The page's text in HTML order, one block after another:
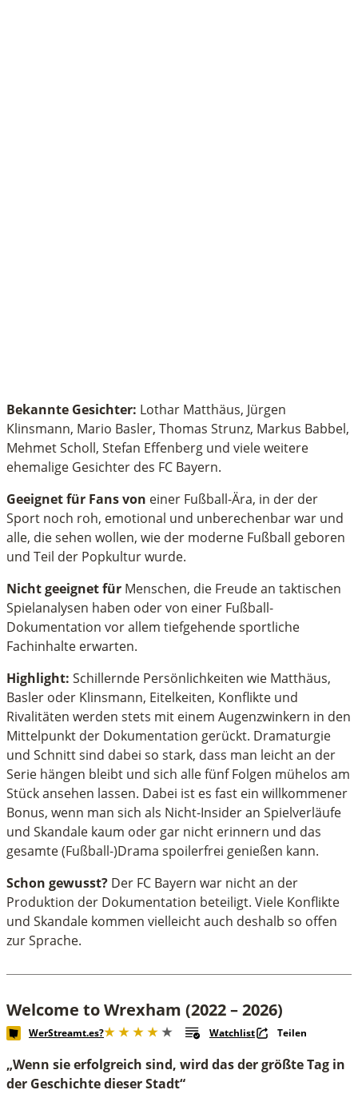
Bekannte Gesichter: Lothar Matthäus, Jürgen
Klinsmann, Mario Basler, Thomas Strunz, Markus Babbel,
Mehmet Scholl, Stefan Effenberg und viele weitere
ehemalige Gesichter des FC Bayern.
Geeignet für Fans von einer Fußball-Ära, in der der
Sport noch roh, emotional und unberechenbar war und
alle, die sehen wollen, wie der moderne Fußball geboren
und Teil der Popkultur wurde.
Nicht geeignet für Menschen, die Freude an taktischen
Spielanalysen haben oder von einer Fußball-
Dokumentation vor allem tiefgehende sportliche
Fachinhalte erwarten.
Highlight: Schillernde Persönlichkeiten wie Matthäus,
Basler oder Klinsmann, Eitelkeiten, Konflikte und
Rivalitäten werden stets mit einem Augenzwinkern in den
Mittelpunkt der Dokumentation gerückt. Dramaturgie
und Schnitt sind dabei so stark, dass man leicht an der
Serie hängen bleibt und sich alle fünf Folgen mühelos am
Stück ansehen lassen. Dabei ist es fast ein willkommener
Bonus, wenn man sich als Nicht-Insider an Spielverläufe
und Skandale kaum oder gar nicht erinnern und das
gesamte (Fußball-)Drama spoilerfrei genießen kann.
Schon gewusst? Der FC Bayern war nicht an der
Produktion der Dokumentation beteiligt. Viele Konflikte
und Skandale kommen vielleicht auch deshalb so offen
zur Sprache.
Welcome to Wrexham (2022 – 2026)
WerStreamt.es? Watchlist Teilen
„Wenn sie erfolgreich sind, wird das der größte Tag in
der Geschichte dieser Stadt“